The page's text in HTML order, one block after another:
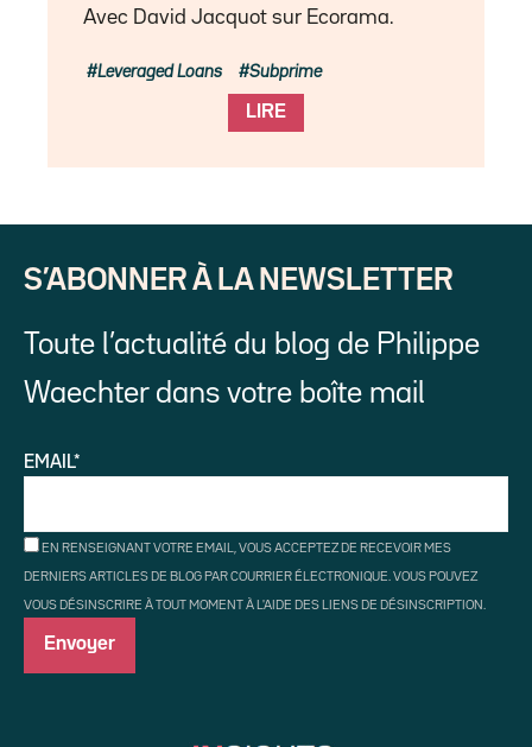
Avec David Jacquot sur Ecorama.
LIRE
Leveraged Loans Subprime
S’ABONNER À LA NEWSLETTER
Toute l’actualité du blog de Philippe
Waechter dans votre boîte mail
EMAIL*
EN RENSEIGNANT VOTRE EMAIL, VOUS ACCEPTEZ DE RECEVOIR MES
DERNIERS ARTICLES DE BLOG PAR COURRIER ÉLECTRONIQUE. VOUS POUVEZ
VOUS DÉSINSCRIRE À TOUT MOMENT À L'AIDE DES LIENS DE DÉSINSCRIPTION.